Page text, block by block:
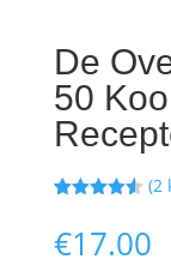
De
50
5
(2
€17.00